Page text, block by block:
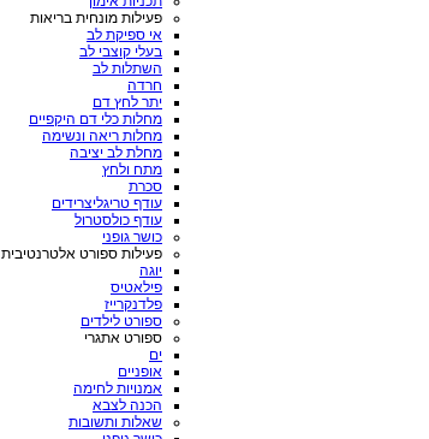
פעילות מונחית בריאות
אי ספיקת לב
בעלי קוצבי לב
השתלות לב
חרדה
יתר לחץ דם
מחלות כלי דם היקפיים
מחלות ריאה ונשימה
מחלת לב יציבה
מתח ולחץ
סכרת
עודף טריגליצרידים
עודף כולסטרול
כושר גופני
פעילות ספורט אלטרנטיבית
יוגה
פילאטיס
פלדנקרייז
ספורט לילדים
ספורט אתגרי
ים
אופניים
אמנויות לחימה
הכנה לצבא
שאלות ותשובות